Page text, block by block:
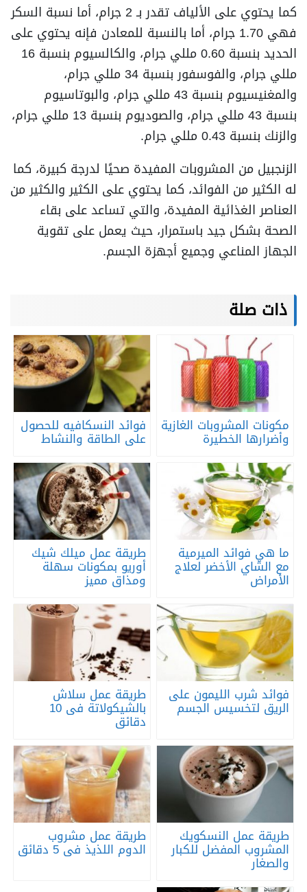
كما يحتوي على الألياف تقدر بـ 2 جرام، أما نسبة السكر
فهي 1.70 جرام، أما بالنسبة للمعادن فإنه يحتوي على
الحديد بنسبة 0.60 مللي جرام، والكالسيوم بنسبة 16
مللي جرام، والفوسفور بنسبة 34 مللي جرام،
والمغنيسيوم بنسبة 43 مللي جرام، والبوتاسيوم
بنسبة 43 مللي جرام، والصوديوم بنسبة 13 مللي جرام،
والزنك بنسبة 0.43 مللي جرام.
الزنجبيل من المشروبات المفيدة صحيًا لدرجة كبيرة، كما
له الكثير من الفوائد، كما يحتوي على الكثير والكثير من
العناصر الغذائية المفيدة، والتي تساعد على بقاء
الصحة بشكل جيد باستمرار، حيث يعمل على تقوية
الجهاز المناعي وجميع أجهزة الجسم.
ذات صلة
مكونات المشروبات الغازية
وأضرارها الخطيرة
فوائد النسكافيه للحصول
على الطاقة والنشاط
ما هي فوائد الميرمية
مع الشاي الأخضر لعلاج
الأمراض
طريقة عمل ميلك شيك
أوريو بمكونات سهلة
ومذاق مميز
فوائد شرب الليمون على
الريق لتخسيس الجسم
طريقة عمل سلاش
بالشيكولاتة فى 10
دقائق
طريقة عمل النسكويك
المشروب المفضل للكبار
والصغار
طريقة عمل مشروب
الدوم اللذيذ فى 5 دقائق